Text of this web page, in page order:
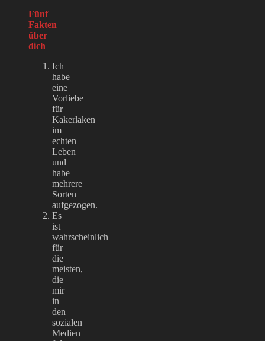
Fünf
Fakten
über
dich
Ich
habe
eine
Vorliebe
für
Kakerlaken
im
echten
Leben
und
habe
mehrere
Sorten
aufgezogen.
Es
ist
wahrscheinlich
für
die
meisten,
die
mir
in
den
sozialen
Medien